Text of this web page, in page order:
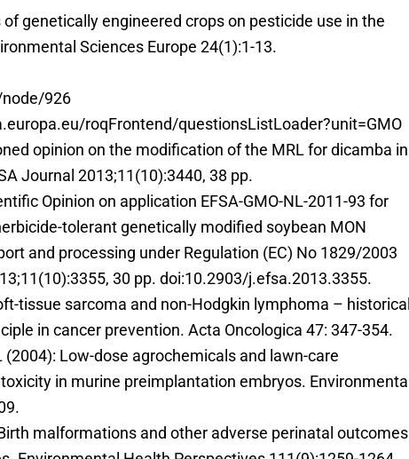
genetically engineered crops on pesticide use in the
Sciences Europe 24(1):1-13.
926
roqFrontend/questionsListLoader?unit=GMO
opinion on the modification of the MRL for dicamba in
Journal 2013;11(10):3440, 38 pp.
Opinion on application EFSA-GMO-NL-2011-93 for
tolerant genetically modified soybean MON
and processing under Regulation (EC) No 1829/2003
30 pp. doi:10.2903/j.efsa.2013.3355.
tissue sarcoma and non-Hodgkin lymphoma – historical
in cancer prevention. Acta Oncologica 47: 347-354.
(2004): Low-dose agrochemicals and lawn-care
in murine preimplantation embryos. Environmental
malformations and other adverse perinatal outcomes